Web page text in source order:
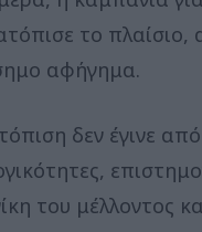
το
αφήγημα.
δεν έγινε
του μέλλοντος